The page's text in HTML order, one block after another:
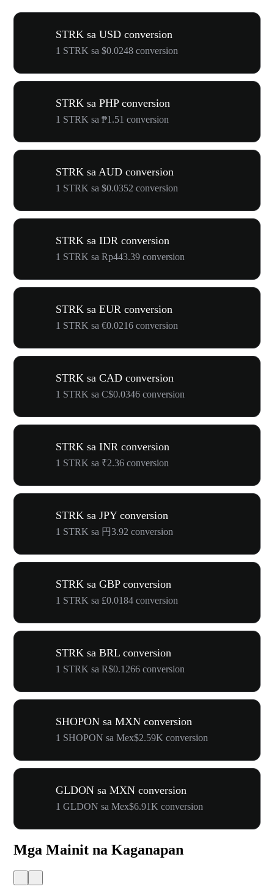
STRK sa USD conversion
1 STRK sa $0.0248 conversion
STRK sa PHP conversion
1 STRK sa ₱1.51 conversion
STRK sa AUD conversion
1 STRK sa $0.0352 conversion
STRK sa IDR conversion
1 STRK sa Rp443.39 conversion
STRK sa EUR conversion
1 STRK sa €0.0216 conversion
STRK sa CAD conversion
1 STRK sa C$0.0346 conversion
STRK sa INR conversion
1 STRK sa ₹2.36 conversion
STRK sa JPY conversion
1 STRK sa 円3.92 conversion
STRK sa GBP conversion
1 STRK sa £0.0184 conversion
STRK sa BRL conversion
1 STRK sa R$0.1266 conversion
SHOPON sa MXN conversion
1 SHOPON sa Mex$2.59K conversion
GLDON sa MXN conversion
1 GLDON sa Mex$6.91K conversion
Mga Mainit na Kaganapan